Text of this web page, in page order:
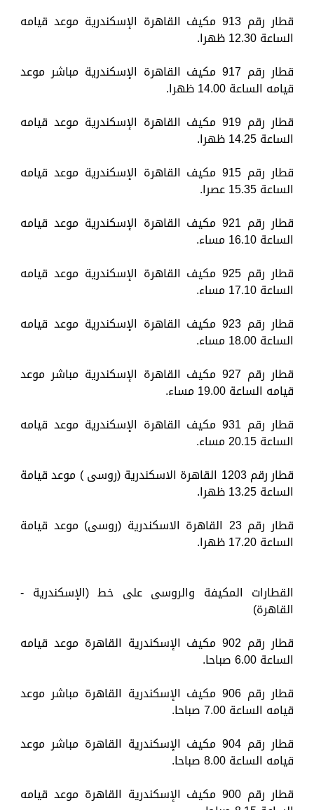
قطار رقم 913 مكيف القاهرة الإسكندرية موعد قيامه
الساعة 12.30 ظهرا.
قطار رقم 917 مكيف القاهرة الإسكندرية مباشر موعد
قيامه الساعة 14.00 ظهرا.
قطار رقم 919 مكيف القاهرة الإسكندرية موعد قيامه
الساعة 14.25 ظهرا.
قطار رقم 915 مكيف القاهرة الإسكندرية موعد قيامه
الساعة 15.35 عصرا.
قطار رقم 921 مكيف القاهرة الإسكندرية موعد قيامه
الساعة 16.10 مساء.
قطار رقم 925 مكيف القاهرة الإسكندرية موعد قيامه
الساعة 17.10 مساء.
قطار رقم 923 مكيف القاهرة الإسكندرية موعد قيامه
الساعة 18.00 مساء.
قطار رقم 927 مكيف القاهرة الإسكندرية مباشر موعد
قيامه الساعة 19.00 مساء.
قطار رقم 931 مكيف القاهرة الإسكندرية موعد قيامه
الساعة 20.15 مساء.
قطار رقم 1203 القاهرة الاسكندرية (روسى ) موعد قيامة
الساعة 13.25 ظهرا.
قطار رقم 23 القاهرة الاسكندرية (روسى) موعد قيامة
الساعة 17.20 ظهرا.
القطارات المكيفة والروسى على خط (الإسكندرية -
القاهرة)
قطار رقم 902 مكيف الإسكندرية القاهرة موعد قيامه
الساعة 6.00 صباحا.
قطار رقم 906 مكيف الإسكندرية القاهرة مباشر موعد
قيامه الساعة 7.00 صباحا.
قطار رقم 904 مكيف الإسكندرية القاهرة مباشر موعد
قيامه الساعة 8.00 صباحا.
قطار رقم 900 مكيف الإسكندرية القاهرة موعد قيامه